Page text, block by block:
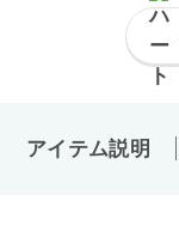
アイテム説明